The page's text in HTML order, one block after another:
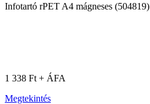
Infotartó rPET A4 mágneses (504819)
1 338 Ft + ÁFA
Megtekintés